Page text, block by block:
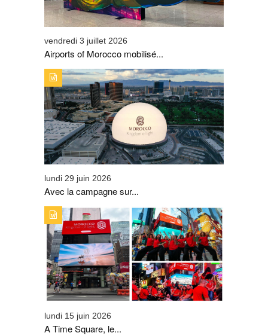
vendredi 3 juillet 2026
Airports of Morocco mobilisé...
TYPE DE PUBLICATION : A_LA_UNETITRE : AVEC LA
CAMPAGNE SUR LA SPHERE DE LAS VEGAS, L’ONMT
SIGNE UNE PREMIÈRE MONDIALE ET DÉCLENCHE UN
ENGOUEMENT AUTOUR DE LA MARQUE « VISIT
MOROCCO »
lundi 29 juin 2026
Avec la campagne sur...
TYPE DE PUBLICATION : A_LA_UNETITRE : A TIME
SQUARE, LE MAROC S'AFFICHE EN GRAND GRÂCE À
L'ONMT
lundi 15 juin 2026
A Time Square, le...